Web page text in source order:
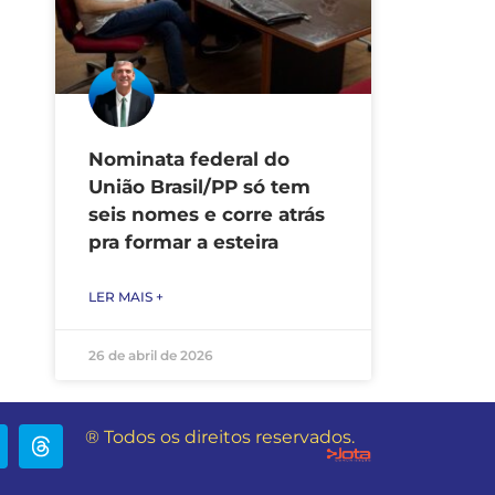
Nominata federal do
União Brasil/PP só tem
seis nomes e corre atrás
pra formar a esteira
LER MAIS +
26 de abril de 2026
® Todos os direitos reservados.